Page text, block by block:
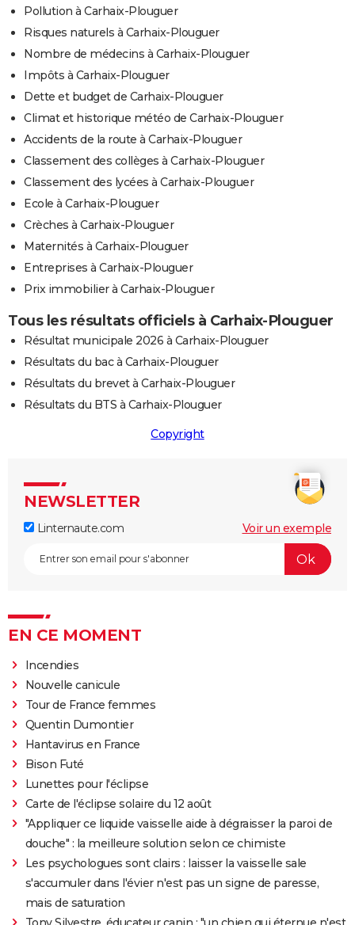
Pollution à Carhaix-Plouguer
Risques naturels à Carhaix-Plouguer
Nombre de médecins à Carhaix-Plouguer
Impôts à Carhaix-Plouguer
Dette et budget de Carhaix-Plouguer
Climat et historique météo de Carhaix-Plouguer
Accidents de la route à Carhaix-Plouguer
Classement des collèges à Carhaix-Plouguer
Classement des lycées à Carhaix-Plouguer
Ecole à Carhaix-Plouguer
Crèches à Carhaix-Plouguer
Maternités à Carhaix-Plouguer
Entreprises à Carhaix-Plouguer
Prix immobilier à Carhaix-Plouguer
Tous les résultats officiels à Carhaix-Plouguer
Résultat municipale 2026 à Carhaix-Plouguer
Résultats du bac à Carhaix-Plouguer
Résultats du brevet à Carhaix-Plouguer
Résultats du BTS à Carhaix-Plouguer
Copyright
NEWSLETTER
Linternaute.com Voir un exemple
EN CE MOMENT
Incendies
Nouvelle canicule
Tour de France femmes
Quentin Dumontier
Hantavirus en France
Bison Futé
Lunettes pour l'éclipse
Carte de l'éclipse solaire du 12 août
"Appliquer ce liquide vaisselle aide à dégraisser la paroi de
douche" : la meilleure solution selon ce chimiste
Les psychologues sont clairs : laisser la vaisselle sale
s'accumuler dans l'évier n'est pas un signe de paresse,
mais de saturation